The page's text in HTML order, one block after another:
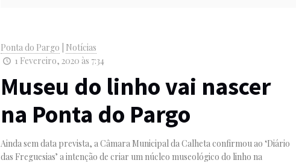
Ponta do Pargo
Notícias
1 Fevereiro, 2020 às 7:34
Museu do linho vai nascer
na Ponta do Pargo
Ainda sem data prevista, a Câmara Municipal da Calheta confirmou ao ‘Diário
das Freguesias’ a intenção de criar um núcleo museológico do linho na